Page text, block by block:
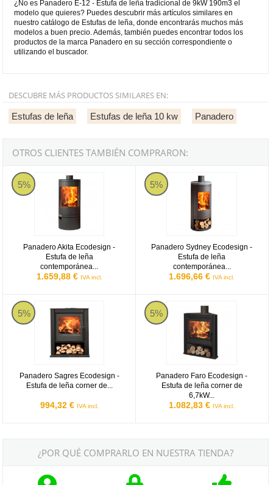
¿No es Panadero E-12 - Estufa de leña tradicional de 9kW 190m3 el
modelo que quieres? Puedes descubrir más artículos similares en
nuestro catálogo de Estufas de leña, donde encontrarás muchos más
modelos a buen precio. Además, también puedes encontrar todos los
productos de la marca Panadero en su sección correspondiente o
utilizando el buscador.
DESCUBRE MÁS PRODUCTOS SIMILARES EN:
Estufas de leña Estufas de leña 10 kw Panadero
OTROS CLIENTES TAMBIÉN COMPRARON:
5%
Panadero Akita Ecodesign -
Estufa de leña
contemporánea...
1.659,88 € IVA incl.
Panadero Akita Ecodesign - Estufa de leña contemporánea de
5%
Panadero Sydney Ecodesign -
Estufa de leña
contemporánea...
1.696,66 € IVA incl.
Panadero Sydney Ecodesign -
5%
Panadero Sagres Ecodesign -
Estufa de leña corner de...
994,32 € IVA incl.
Panadero Sagres Ecodesign - Estufa de leña corner de 6,85kW
5%
Panadero Faro Ecodesign -
Estufa de leña corner de
6,7kW...
1.082,83 € IVA incl.
Panadero Faro Ecodesign -
¿POR QUÉ COMPRARLO EN NUESTRA TIENDA?